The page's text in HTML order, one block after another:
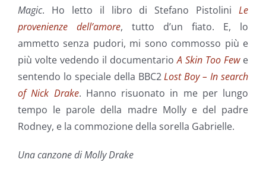
Magic. Ho letto il libro di Stefano Pistolini Le
provenienze dell’amore, tutto d’un fiato. E, lo
ammetto senza pudori, mi sono commosso più e
più volte vedendo il documentarioA Skin Too Fewe
sentendo lo speciale della BBC2Lost Boy – In search
of Nick Drake. Hanno risuonato in me per lungo
tempo le parole della madre Molly e del padre
Rodney, e la commozione della sorella Gabrielle.
Una canzone di Molly Drake